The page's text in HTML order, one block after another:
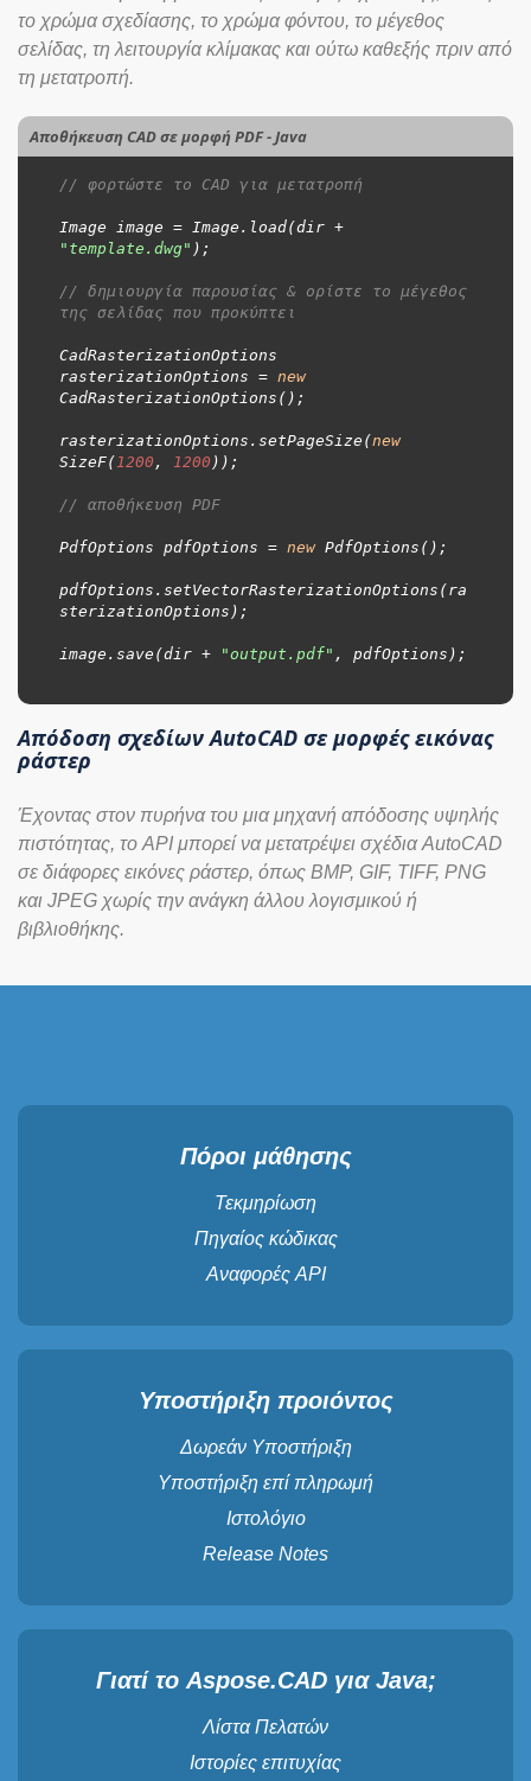
το χρώμα σχεδίασης, το χρώμα φόντου, το μέγεθος
σελίδας, τη λειτουργία κλίμακας και ούτω καθεξής πριν από
τη μετατροπή.
Αποθήκευση CAD σε μορφή PDF - Java
// φορτώστε το CAD για μετατροπή
"template.dwg" );
// δημιουργία παρουσίας & ορίστε το μέγεθος
της σελίδας που προκύπτει
CadRasterizationOptions
rasterizationOptions = new
CadRasterizationOptions();
rasterizationOptions.setPageSize(new
SizeF(1200, 1200));
// αποθήκευση PDF
PdfOptions pdfOptions = new PdfOptions();
pdfOptions.setVectorRasterizationOptions(ra
sterizationOptions);
image.save(dir + "output.pdf" , pdfOptions);
Απόδοση σχεδίων AutoCAD σε μορφές εικόνας
ράστερ
Έχοντας στον πυρήνα του μια μηχανή απόδοσης υψηλής
πιστότητας, το API μπορεί να μετατρέψει σχέδια AutoCAD
σε διάφορες εικόνες ράστερ, όπως BMP, GIF, TIFF, PNG
και JPEG χωρίς την ανάγκη άλλου λογισμικού ή
βιβλιοθήκης.
Πόροι μάθησης
Τεκμηρίωση
Πηγαίος κώδικας
Αναφορές API
Υποστήριξη προιόντος
Δωρεάν Υποστήριξη
Υποστήριξη επί πληρωμή
Ιστολόγιο
Release Notes
Γιατί το Aspose.CAD για Java;
Λίστα Πελατών
Ιστορίες επιτυχίας